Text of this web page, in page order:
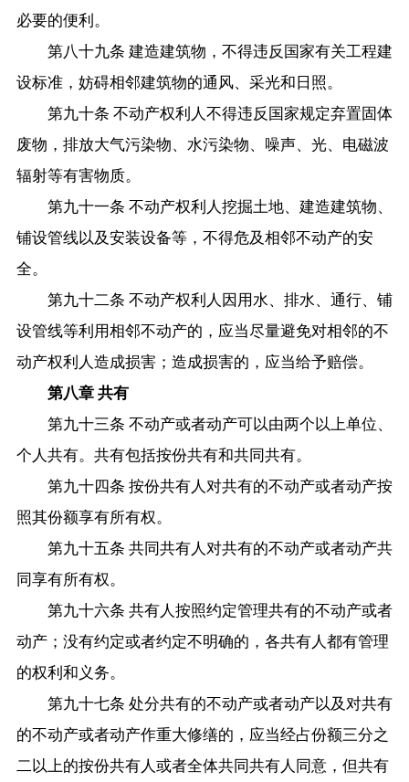
必要的便利。
第八十九条 建造建筑物，不得违反国家有关工程建
设标准，妨碍相邻建筑物的通风、采光和日照。
第九十条 不动产权利人不得违反国家规定弃置固体
废物，排放大气污染物、水污染物、噪声、光、电磁波
辐射等有害物质。
第九十一条 不动产权利人挖掘土地、建造建筑物、
铺设管线以及安装设备等，不得危及相邻不动产的安
全。
第九十二条 不动产权利人因用水、排水、通行、铺
设管线等利用相邻不动产的，应当尽量避免对相邻的不
动产权利人造成损害；造成损害的，应当给予赔偿。
第八章 共有
第九十三条 不动产或者动产可以由两个以上单位、
个人共有。共有包括按份共有和共同共有。
第九十四条 按份共有人对共有的不动产或者动产按
照其份额享有所有权。
第九十五条 共同共有人对共有的不动产或者动产共
同享有所有权。
第九十六条 共有人按照约定管理共有的不动产或者
动产；没有约定或者约定不明确的，各共有人都有管理
的权利和义务。
第九十七条 处分共有的不动产或者动产以及对共有
的不动产或者动产作重大修缮的，应当经占份额三分之
二以上的按份共有人或者全体共同共有人同意，但共有